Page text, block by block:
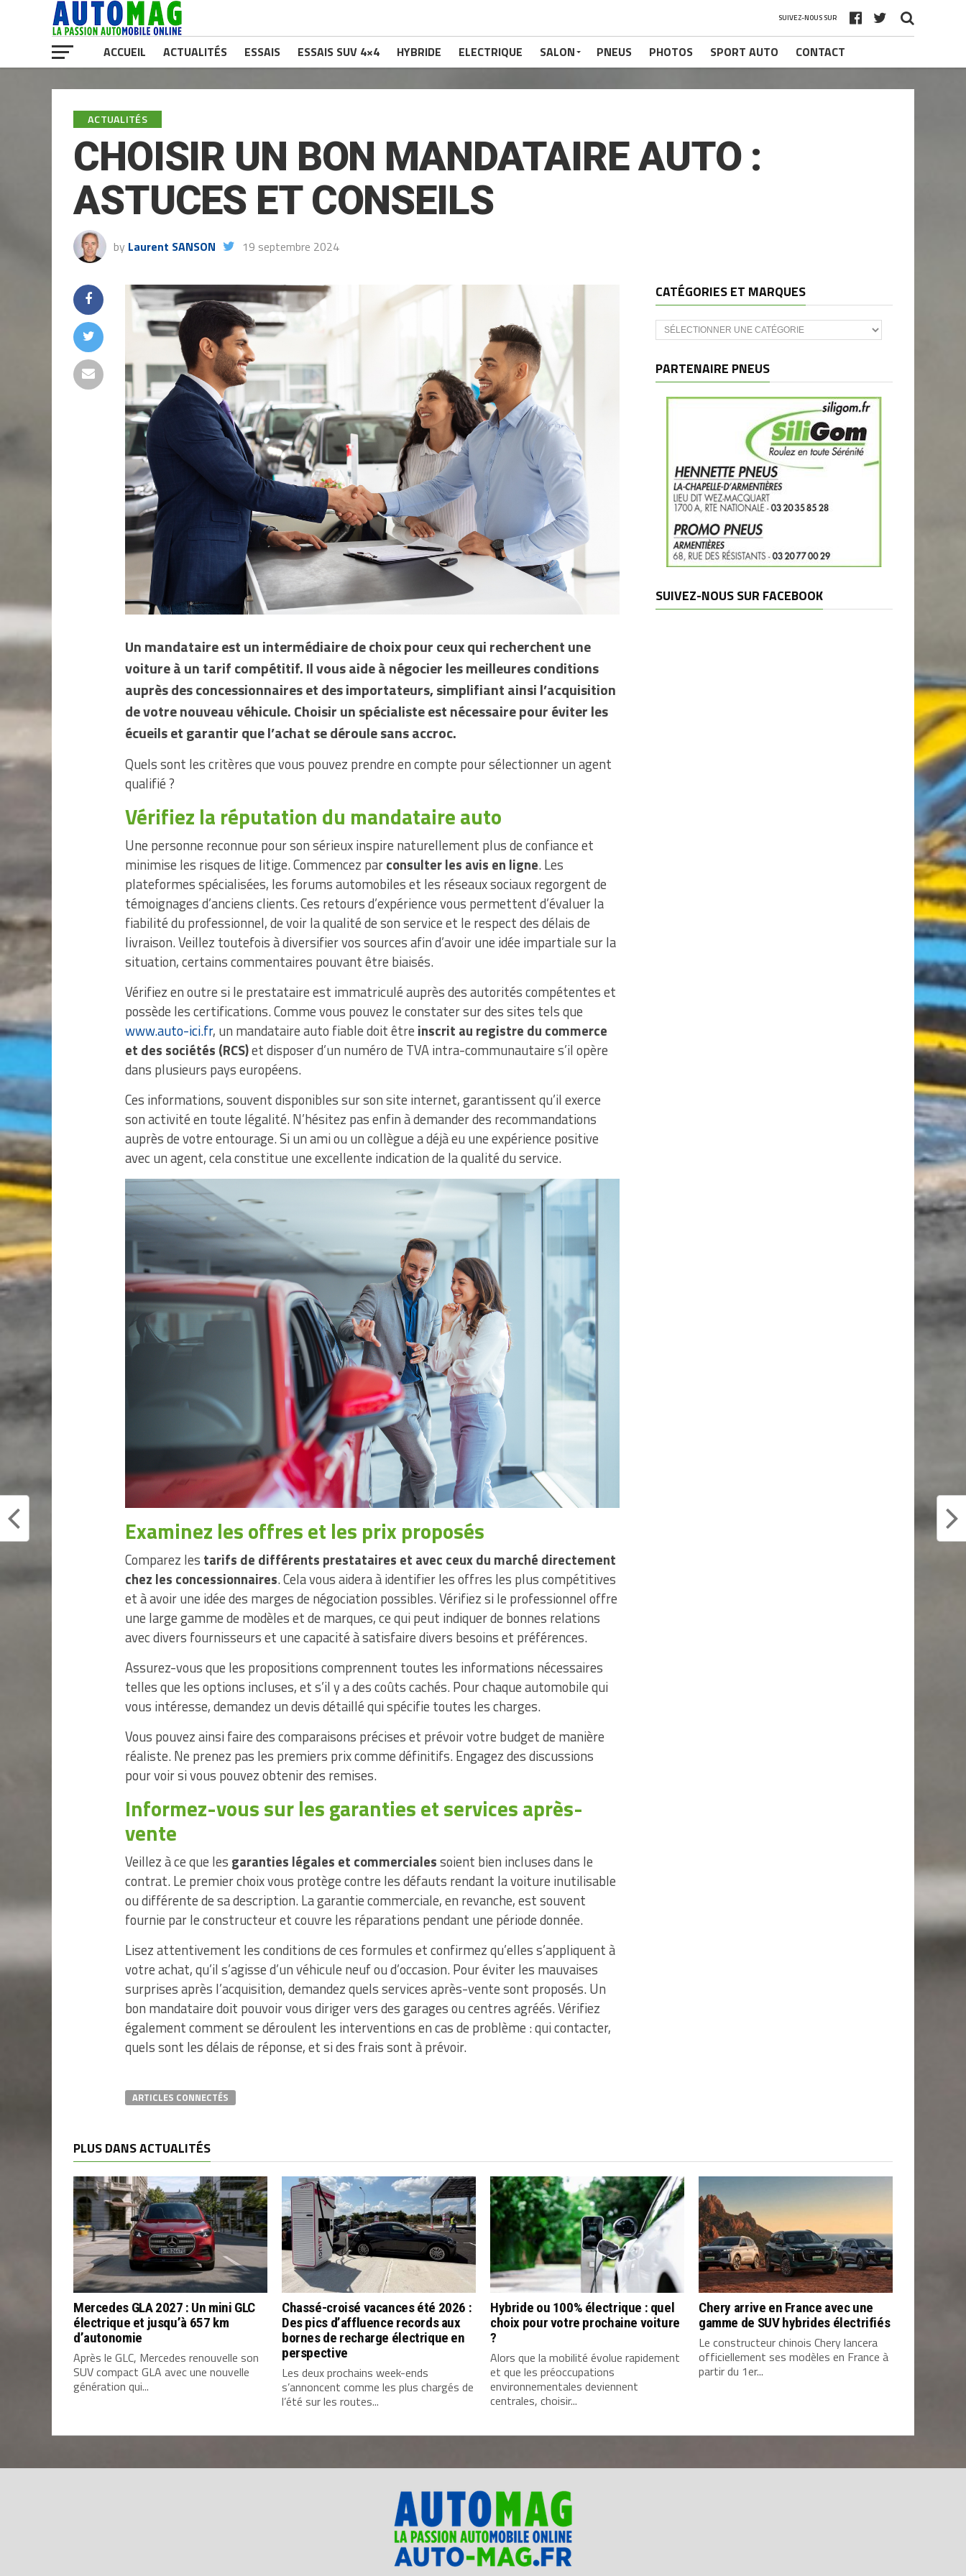
SUIVEZ-NOUS SUR
ACCUEIL ACTUALITÉS ESSAIS ESSAIS SUV 4×4 HYBRIDE ELECTRIQUE SALON PNEUS PHOTOS SPORT AUTO CONTACT
ACTUALITÉS
CHOISIR UN BON MANDATAIRE AUTO :
ASTUCES ET CONSEILS
by Laurent SANSON 19 septembre 2024
Un mandataire est un intermédiaire de choix pour ceux qui recherchent une
voiture à un tarif compétitif. Il vous aide à négocier les meilleures conditions
auprès des concessionnaires et des importateurs, simplifiant ainsi l’acquisition
de votre nouveau véhicule. Choisir un spécialiste est nécessaire pour éviter les
écueils et garantir que l’achat se déroule sans accroc.
Quels sont les critères que vous pouvez prendre en compte pour sélectionner un agent
qualifié ?
Vérifiez la réputation du mandataire auto
Une personne reconnue pour son sérieux inspire naturellement plus de confiance et
minimise les risques de litige. Commencez parconsulter les avis en ligne. Les
plateformes spécialisées, les forums automobiles et les réseaux sociaux regorgent de
témoignages d’anciens clients. Ces retours d’expérience vous permettent d’évaluer la
fiabilité du professionnel, de voir la qualité de son service et le respect des délais de
livraison. Veillez toutefois à diversifier vos sources afin d’avoir une idée impartiale sur la
situation, certains commentaires pouvant être biaisés.
Vérifiez en outre si le prestataire est immatriculé auprès des autorités compétentes et
possède les certifications. Comme vous pouvez le constater sur des sites tels que
www.auto-ici.fr, un mandataire auto fiable doit être inscrit au registre du commerce
et des sociétés (RCS)et disposer d’un numéro de TVA intra-communautaire s’il opère
dans plusieurs pays européens.
Ces informations, souvent disponibles sur son site internet, garantissent qu’il exerce
son activité en toute légalité. N’hésitez pas enfin à demander des recommandations
auprès de votre entourage. Si un ami ou un collègue a déjà eu une expérience positive
avec un agent, cela constitue une excellente indication de la qualité du service.
Examinez les offres et les prix proposés
Comparez les tarifs de différents prestataires et avec ceux du marché directement
chez les concessionnaires. Cela vous aidera à identifier les offres les plus compétitives
et à avoir une idée des marges de négociation possibles. Vérifiez si le professionnel offre
une large gamme de modèles et de marques, ce qui peut indiquer de bonnes relations
avec divers fournisseurs et une capacité à satisfaire divers besoins et préférences.
Assurez-vous que les propositions comprennent toutes les informations nécessaires
telles que les options incluses, et s’il y a des coûts cachés. Pour chaque automobile qui
vous intéresse, demandez un devis détaillé qui spécifie toutes les charges.
Vous pouvez ainsi faire des comparaisons précises et prévoir votre budget de manière
réaliste. Ne prenez pas les premiers prix comme définitifs. Engagez des discussions
pour voir si vous pouvez obtenir des remises.
Informez-vous sur les garanties et services après-
vente
Veillez à ce que les garanties légales et commercialessoient bien incluses dans le
contrat. Le premier choix vous protège contre les défauts rendant la voiture inutilisable
ou différente de sa description. La garantie commerciale, en revanche, est souvent
fournie par le constructeur et couvre les réparations pendant une période donnée.
Lisez attentivement les conditions de ces formules et confirmez qu’elles s’appliquent à
votre achat, qu’il s’agisse d’un véhicule neuf ou d’occasion. Pour éviter les mauvaises
surprises après l’acquisition, demandez quels services après-vente sont proposés. Un
bon mandataire doit pouvoir vous diriger vers des garages ou centres agréés. Vérifiez
également comment se déroulent les interventions en cas de problème : qui contacter,
quels sont les délais de réponse, et si des frais sont à prévoir.
ARTICLES CONNECTÉS
CATÉGORIES ET MARQUES
Catégories
et
PARTENAIRE PNEUS
SUIVEZ-NOUS SUR FACEBOOK
PLUS DANS ACTUALITÉS
Mercedes GLA 2027 : Un mini GLC
électrique et jusqu’à 657 km
d’autonomie
Après le GLC, Mercedes renouvelle son
SUV compact GLA avec une nouvelle
génération qui...
Chassé-croisé vacances été 2026 :
Des pics d’affluence records aux
bornes de recharge électrique en
perspective
Les deux prochains week-ends
s’annoncent comme les plus chargés de
l’été sur les routes...
Hybride ou 100% électrique : quel
choix pour votre prochaine voiture
?
Alors que la mobilité évolue rapidement
et que les préoccupations
environnementales deviennent
centrales, choisir...
Chery arrive en France avec une
gamme de SUV hybrides électrifiés
Le constructeur chinois Chery lancera
officiellement ses modèles en France à
partir du 1er...